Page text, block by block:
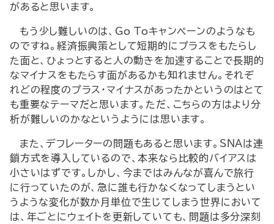
があると思います。
もう少し難しいのは、Go Toキャンペーンのようなも
のですね。経済振興策として短期的にプラスをもたらし
た面と、ひょっとすると人の動きを加速することで長期的
なマイナスをもたらす面があるかも知れません。それぞ
れどの程度のプラス・マイナスがあったかというのはとて
も重要なテーマだと思います。ただ、こちらの方はより分
析が難しいのかなというようには思います。
また、デフレーターの問題もあると思います。SNAは連
鎖方式を導入しているので、本来なら比較的バイアスは
小さいはずです。しかし、今まではみんなが喜んで旅行
に行っていたのが、急に誰も行かなくなってしまうとい
うような変化が数か月単位で生じてしまう世界において
は、年ごとにウェイトを更新していても、問題は多分深刻